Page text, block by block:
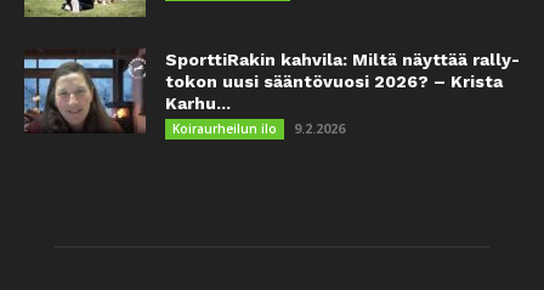
SporttiRakin kahvila: Miltä näyttää rally-
tokon uusi sääntövuosi 2026? – Krista
Karhu...
Koiraurheilun ilo 9.2.2026